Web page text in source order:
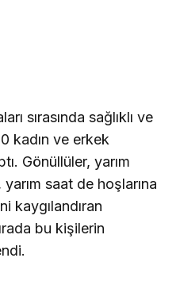
sırasında sağlıklı ve
kadın ve erkek
Gönüllüler, yarım
saat de hoşlarına
kaygılandıran
bu kişilerin